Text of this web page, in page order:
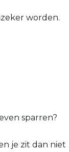
worden.
sparren?
je zit dan niet